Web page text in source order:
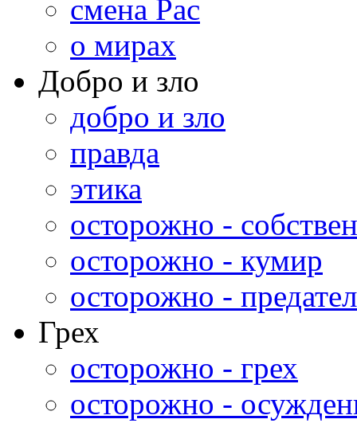
смена Рас
о мирах
Добро и зло
добро и зло
правда
этика
осторожно -
осторожно - кумир
осторожно -
Грех
осторожно - грех
осторожно -